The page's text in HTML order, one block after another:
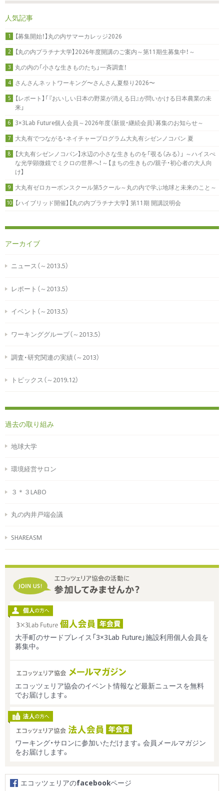
人気記事
1 【募集開始！】丸の内サマーカレッジ2026
2 【丸の内プラチナ大学】2026年度開講のご案内～第11期生募集中！～
3 丸の内の「小さな生きものたち」一斉調査！
4 さんさんネットワーキング〜さんさん夏祭り2026〜
5
【レポート】「『おいしい日本の野菜が消える日』が問いかける日本農業の未
来」
6 3×3Lab Future個人会員～2026年度（新規・継続会員）募集のお知らせ～
7 大丸有でつながる・ネイチャープログラム大丸有シゼンノコパン 夏
8
【大丸有シゼンノコパン】水辺の小さな生きものを「覗る（みる）」 ～ハイスぺ
な光学顕微鏡でミクロの世界へ！～【まちの生きもの/親子・初心者の大人向
け】
9 大丸有ゼロカーボンスクール第5クール～丸の内で学ぶ地球と未来のこと～
10 【ハイブリッド開催】【丸の内プラチナ大学】 第11期 開講説明会
アーカイブ
ニュース（～2013.5）
レポート（～2013.5）
イベント（～2013.5）
ワーキンググループ（～2013.5）
調査・研究関連の実績（～2013）
トピックス（～2019.12）
過去の取り組み
地球大学
環境経営サロン
３＊３LABO
丸の内井戸端会議
SHAREASM
大手町のサードプレイス「3×3Lab Future」施設利用個人会員を
募集中。
エコッツェリア協会のイベント情報など最新ニュースを無料
でお届けします。
ワーキング・サロンに参加いただけます。会員メールマガジン
をお届けします。
エコッツェリアのfacebookページ